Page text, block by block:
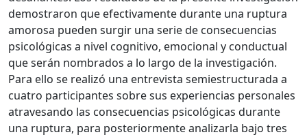
demostraron que efectivamente durante una ruptura
amorosa pueden surgir una serie de consecuencias
psicológicas a nivel cognitivo, emocional y conductual
que serán nombrados a lo largo de la investigación.
Para ello se realizó una entrevista semiestructurada a
cuatro participantes sobre sus experiencias personales
atravesando las consecuencias psicológicas durante
una ruptura, para posteriormente analizarla bajo tres